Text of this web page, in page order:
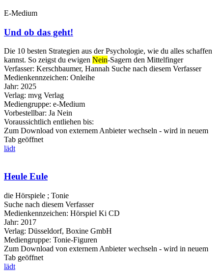
E-Medium
Und ob das geht!
Die 10 besten Strategien aus der Psychologie, wie du alles schaffen
kannst. So zeigst du ewigen Nein-Sagern den Mittelfinger
Verfasser: Kerschbaumer, Hannah Suche nach diesem Verfasser
Medienkennzeichen: Onleihe
Jahr: 2025
Verlag: mvg Verlag
Mediengruppe: e-Medium
Vorbestellbar: Ja Nein
Voraussichtlich entliehen bis:
Zum Download von externem Anbieter wechseln - wird in neuem
Tab geöffnet
lädt
Heule Eule
die Hörspiele ; Tonie
Suche nach diesem Verfasser
Medienkennzeichen: Hörspiel Ki CD
Jahr: 2017
Verlag: Düsseldorf, Boxine GmbH
Mediengruppe: Tonie-Figuren
Zum Download von externem Anbieter wechseln - wird in neuem
Tab geöffnet
lädt